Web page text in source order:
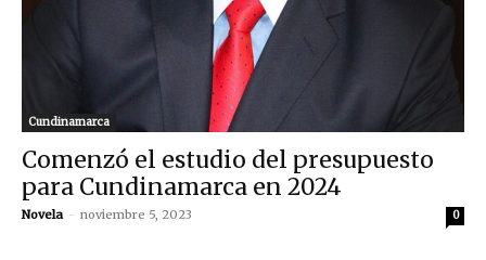
Cundinamarca
Comenzó el estudio del presupuesto
para Cundinamarca en 2024
Novela - noviembre 5, 2023 0